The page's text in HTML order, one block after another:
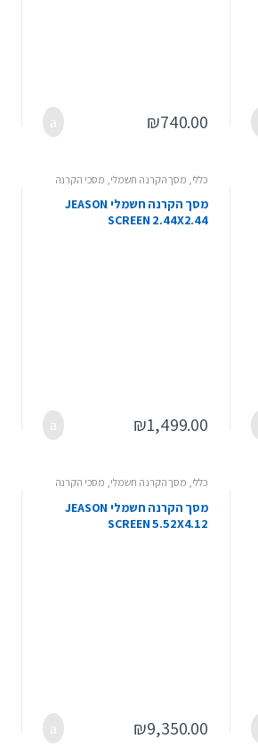
₪740.00
כללי מסך הקרנה חשמלי מסכי הקרנה
מסך הקרנה חשמלי JEASON
SCREEN 2.44X2.44
₪1,499.00
כללי, מסך הקרנה חשמלי, מסכי הקרנה
מסך הקרנה חשמלי JEASON
SCREEN 5.52X4.12
₪9,350.00